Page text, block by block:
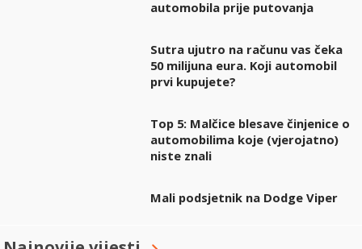
automobila prije putovanja
Sutra ujutro na računu vas čeka
50 milijuna eura. Koji automobil
prvi kupujete?
Top 5: Malčice blesave činjenice o
automobilima koje (vjerojatno)
niste znali
Mali podsjetnik na Dodge Viper